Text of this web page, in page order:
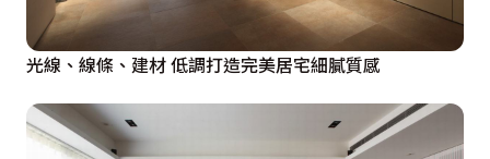
光線、線條、建材 低調打造完美居宅細膩質感